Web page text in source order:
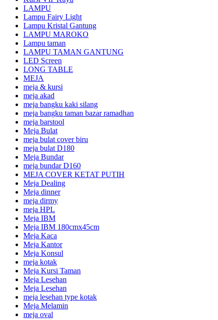
LAMPU
Lampu Fairy Light
Lampu Kristal Gantung
LAMPU MAROKO
Lampu taman
LAMPU TAMAN GANTUNG
LED Screen
LONG TABLE
MEJA
meja & kursi
meja akad
meja bangku kaki silang
meja bangku taman bazar ramadhan
meja barstool
Meja Bulat
meja bulat cover biru
meja bulat D180
Meja Bundar
meja bundar D160
MEJA COVER KETAT PUTIH
Meja Dealing
Meja dinner
meja dirmy
meja HPL
Meja IBM
Meja IBM 180cmx45cm
Meja Kaca
Meja Kantor
Meja Konsul
meja kotak
Meja Kursi Taman
Meja Lesehan
Meja Lesehan
meja lesehan type kotak
Meja Melamin
meja oval